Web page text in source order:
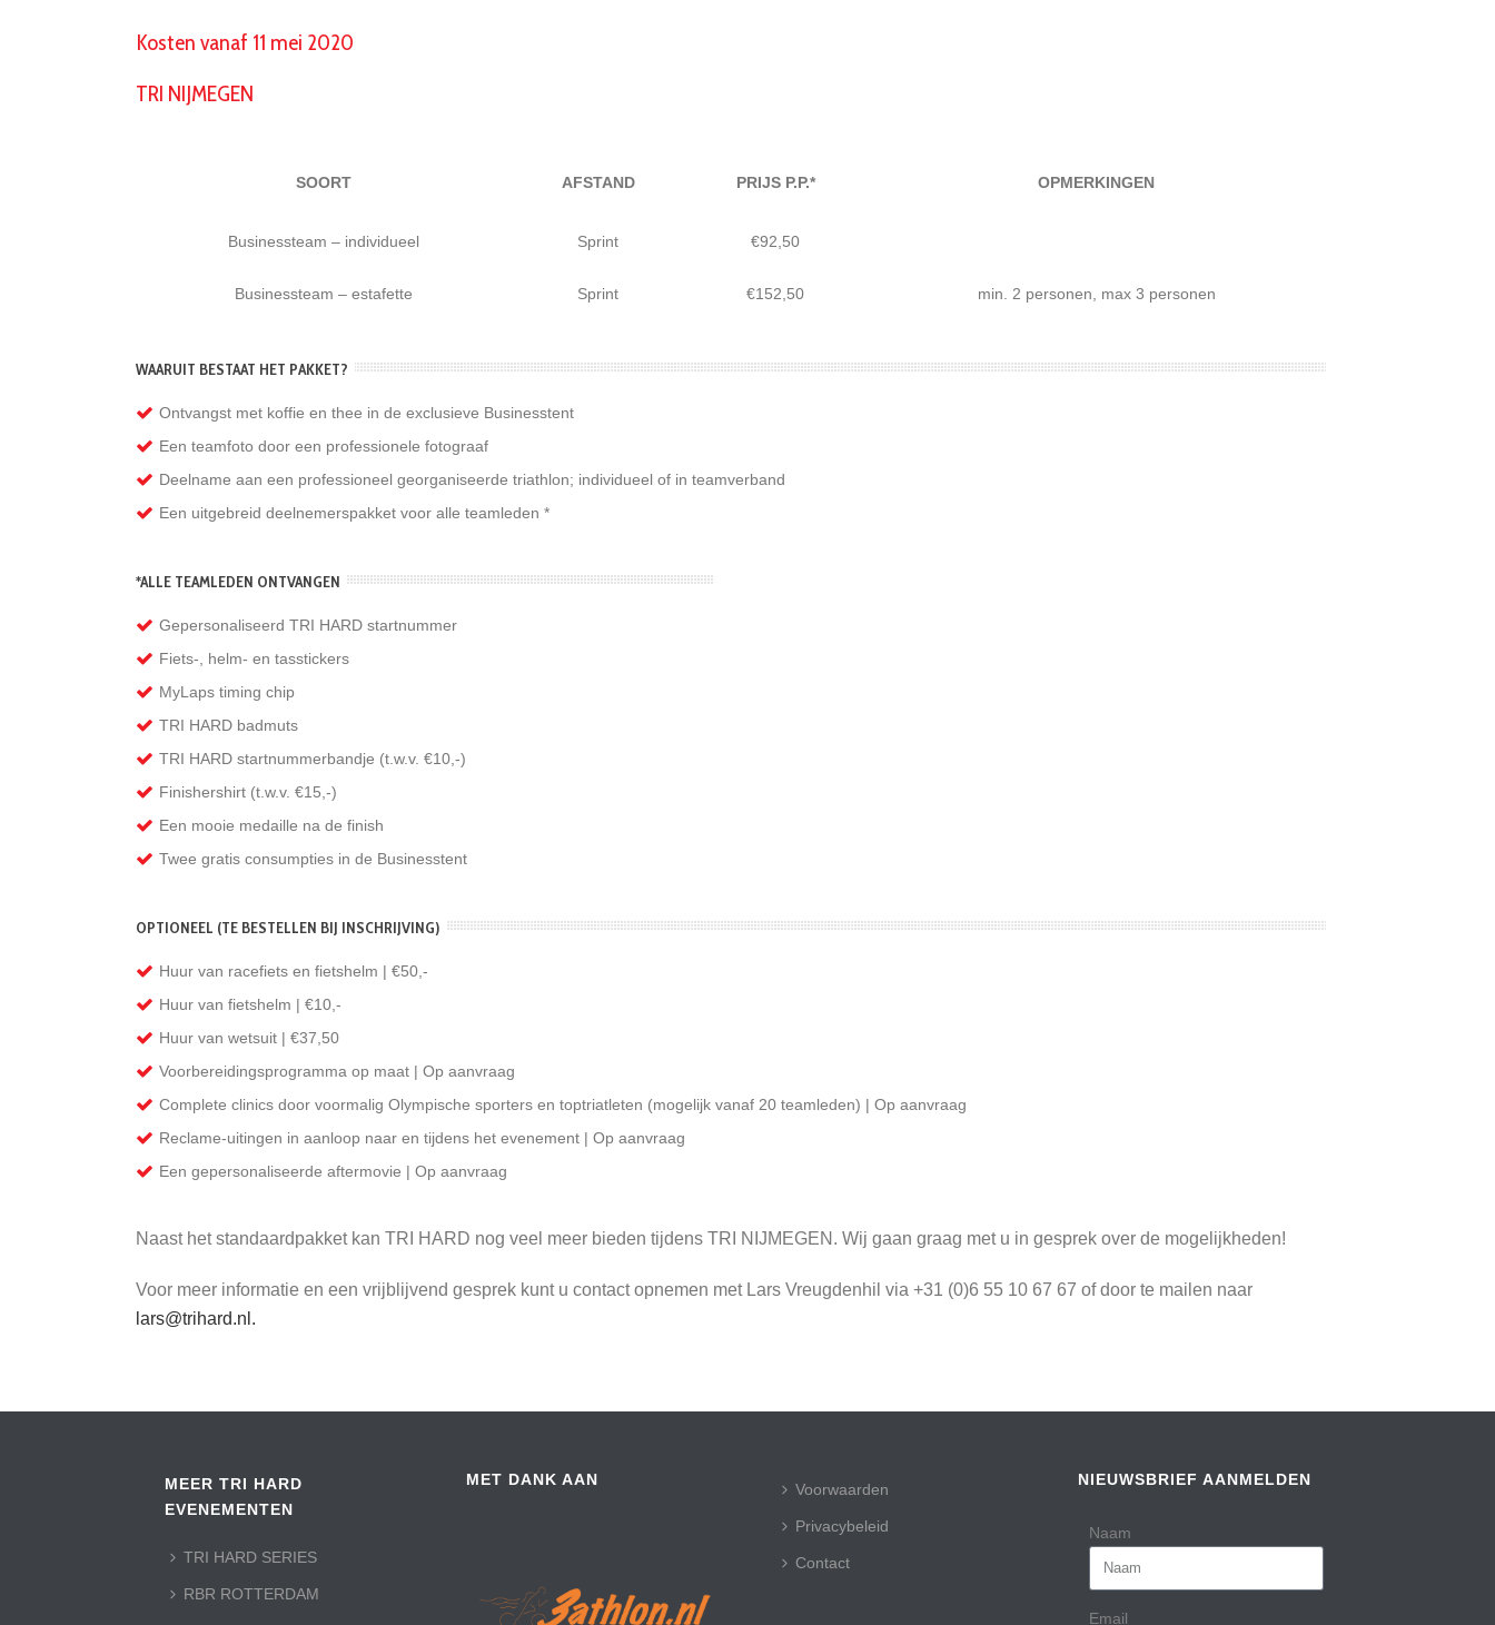
Kosten vanaf 11 mei 2020
TRI NIJMEGEN
SOORT AFSTAND PRIJS P.P.* OPMERKINGEN
Businessteam – individueel Sprint €92,50
Businessteam – estafette Sprint €152,50 min. 2 personen, max 3 personen
WAARUIT BESTAAT HET PAKKET?
Ontvangst met koffie en thee in de exclusieve Businesstent
Een teamfoto door een professionele fotograaf
Deelname aan een professioneel georganiseerde triathlon; individueel of in teamverband
Een uitgebreid deelnemerspakket voor alle teamleden *
*ALLE TEAMLEDEN ONTVANGEN
Gepersonaliseerd TRI HARD startnummer
Fiets-, helm- en tasstickers
MyLaps timing chip
TRI HARD badmuts
TRI HARD startnummerbandje (t.w.v. €10,-)
Finishershirt (t.w.v. €15,-)
Een mooie medaille na de finish
Twee gratis consumpties in de Businesstent
OPTIONEEL (TE BESTELLEN BIJ INSCHRIJVING)
Huur van racefiets en fietshelm | €50,-
Huur van fietshelm | €10,-
Huur van wetsuit | €37,50
Voorbereidingsprogramma op maat | Op aanvraag
Complete clinics door voormalig Olympische sporters en toptriatleten (mogelijk vanaf 20 teamleden) | Op aanvraag
Reclame-uitingen in aanloop naar en tijdens het evenement | Op aanvraag
Een gepersonaliseerde aftermovie | Op aanvraag
Naast het standaardpakket kan TRI HARD nog veel meer bieden tijdens TRI NIJMEGEN. Wij gaan graag met u in gesprek over de mogelijkheden!
Voor meer informatie en een vrijblijvend gesprek kunt u contact opnemen met Lars Vreugdenhil via +31 (0)6 55 10 67 67 of door te mailen naar
lars@trihard.nl.
MEER TRI HARD
EVENEMENTEN
TRI HARD SERIES
RBR ROTTERDAM
MET DANK AAN
Voorwaarden
Privacybeleid
Contact
NIEUWSBRIEF AANMELDEN
Naam
Email